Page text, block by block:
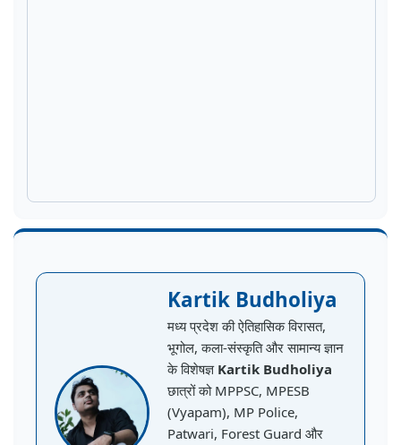
Kartik Budholiya
मध्य प्रदेश की ऐतिहासिक विरासत,
भूगोल, कला-संस्कृति और सामान्य ज्ञान
के विशेषज्ञ Kartik Budholiya
छात्रों को MPPSC, MPESB
(Vyapam), MP Police,
Patwari, Forest Guard और